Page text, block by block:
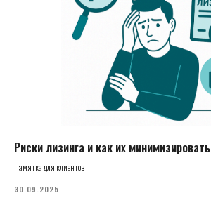
Риски лизинга и как их минимизировать
Памятка для клиентов
30.09.2025